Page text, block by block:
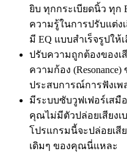
ยิบ ทุกกระเบียดนิ้ว ทุก
ความรู้ในการปรับแต่ง
มี EQ แบบสำเร็จรูปให้
ปรับความถูกต้องของเ
ความก้อง
ประสบการณ์การฟังเ
มีระบบซับวูฟเฟอร์เสมื
คุณไม่มีตัวปล่อยเสียงเ
โปรแกรมนี้จะปล่อยเสี
เดิมๆ ของคุณนี่แหละ